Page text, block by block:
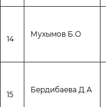
14
Мухымов Б.О
15
Бердибаева Д.А